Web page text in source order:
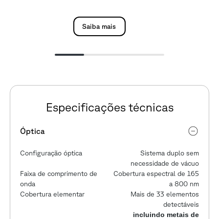
Saiba mais
Especificações técnicas
Óptica
Configuração óptica
Sistema duplo sem
necessidade de vácuo
Faixa de comprimento de
onda
Cobertura espectral de 165
a 800 nm
Cobertura elementar
Mais de 33 elementos
detectáveis
incluindo metais de